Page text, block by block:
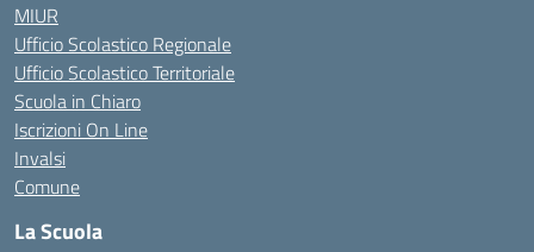
MIUR
Ufficio Scolastico Regionale
Ufficio Scolastico Territoriale
Scuola in Chiaro
Iscrizioni On Line
Invalsi
Comune
La Scuola